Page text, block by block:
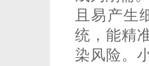
且易产生
统，能精
染风险。